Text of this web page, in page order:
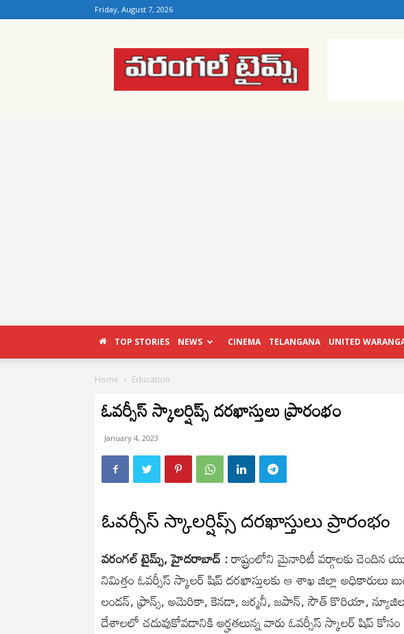
Friday, August 7, 2026
Warangal
Times
TOP STORIES NEWS CINEMA TELANGANA UNITED
Home Education
ఓవర్సీస్ స్కాలర్షిప్స్ దరఖాస్తులు ప్రారంభం
January 4, 2023
ఓవర్సీస్ స్కాలర్షిప్స్ దరఖాస్తులు ప్రారంభం
వరంగల్ టైమ్స్, హైదరాబాద్ :రాష్ట్రంలోని మైనారిటీ వర్గాలకు చెందిన
నిమిత్తం ఓవర్సీస్ స్కాలర్ షిప్ దరఖాస్తులకు ఆ శాఖ జిల్లా
లండన్, ఫ్రాన్స్, అమెరికా, కెనడా, జర్మనీ, జపాన్, సౌత్ కొరియా,
దేశాలలో చదువుకోవడానికి అర్హతలున్న వారు ఓవర్సీస్ స్కాలర్ షిప్